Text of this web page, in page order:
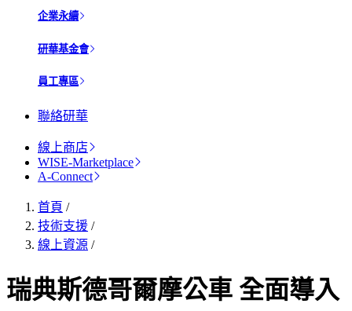
企業永續
研華基金會
員工專區
聯絡研華
線上商店
WISE-Marketplace
A-Connect
首頁 /
技術支援 /
線上資源 /
瑞典斯德哥爾摩公車 全面導入